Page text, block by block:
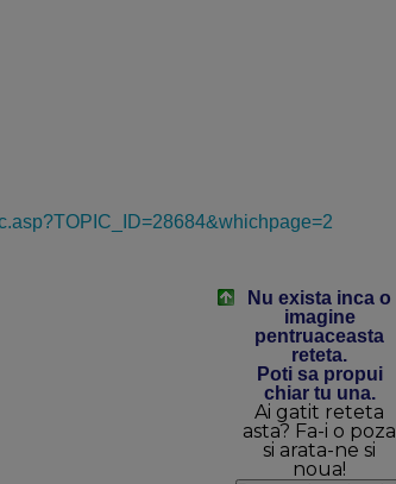
Nu exista inca o
imagine
pentruaceasta
reteta.
Poti sa propui
chiar tu una.
Ai gatit reteta
asta? Fa-i o poza
si arata-ne si
noua!